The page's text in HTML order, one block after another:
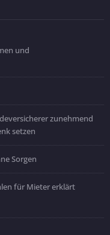
und
zunehmend
setzen
Sorgen
für Mieter erklärt